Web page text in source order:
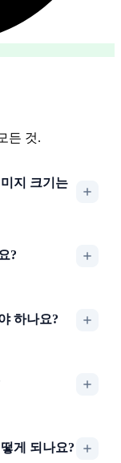
든 것.
지 크기는
?
하나요?
게 되나요?